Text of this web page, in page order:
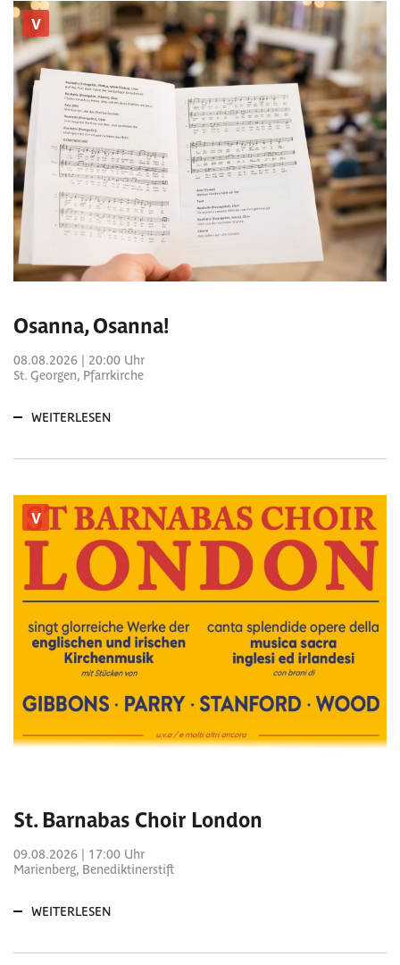
V
Osanna, Osanna!
08.08.2026 | 20:00 Uhr
St. Georgen, Pfarrkirche
WEITERLESEN
V
St. Barnabas Choir London
09.08.2026 | 17:00 Uhr
Marienberg, Benediktinerstift
WEITERLESEN